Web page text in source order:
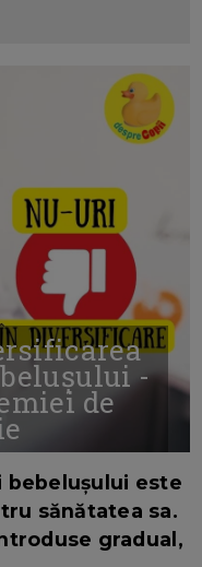
-
de
este
sănătatea sa.
gradual,